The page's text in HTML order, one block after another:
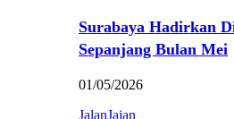
Surabaya Hadirkan
Sepanjang Bulan Mei
01/05/2026
JalanJajan